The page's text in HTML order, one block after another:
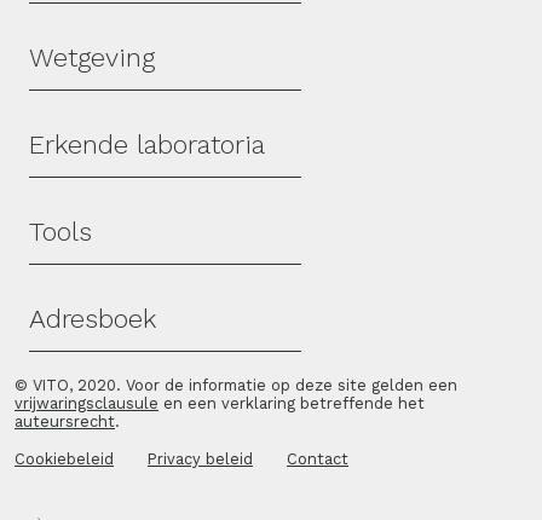
Wetgeving
Erkende laboratoria
Tools
Adresboek
© VITO, 2020. Voor de informatie op deze site gelden een
vrijwaringsclausule en een verklaring betreffende het
auteursrecht.
Cookiebeleid Privacy beleid Contact